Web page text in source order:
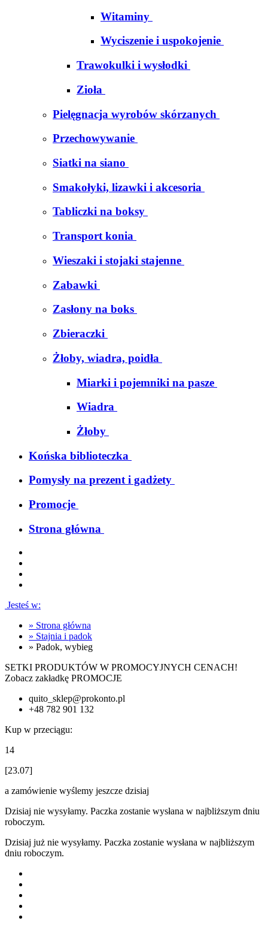
Witaminy
Wyciszenie i uspokojenie
Trawokulki i wysłodki
Zioła
Pielęgnacja wyrobów skórzanych
Przechowywanie
Siatki na siano
Smakołyki, lizawki i akcesoria
Tabliczki na boksy
Transport konia
Wieszaki i stojaki stajenne
Zabawki
Zasłony na boks
Zbieraczki
Żłoby, wiadra, poidła
Miarki i pojemniki na pasze
Wiadra
Żłoby
Końska biblioteczka
Pomysły na prezent i gadżety
Promocje
Strona główna
Jesteś w:
» Strona główna
» Stajnia i padok
» Padok, wybieg
SETKI PRODUKTÓW W PROMOCYJNYCH CENACH!
Zobacz zakładkę PROMOCJE
quito_sklep@prokonto.pl
+48 782 901 132
Kup w przeciągu:
14
[23.07]
a zamówienie wyślemy jeszcze dzisiaj
Dzisiaj nie wysyłamy. Paczka zostanie wysłana w najbliższym dniu
roboczym.
Dzisiaj już nie wysyłamy. Paczka zostanie wysłana w najbliższym
dniu roboczym.